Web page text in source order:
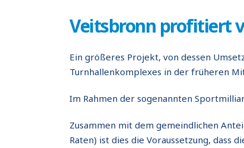
Veitsbronn profitiert
Ein größeres Projekt, von dessen
Turnhallenkomplexes in der früheren
Im Rahmen der sogenannten
Zusammen mit dem gemeindlichen
Raten) ist dies die Voraussetzung, dass